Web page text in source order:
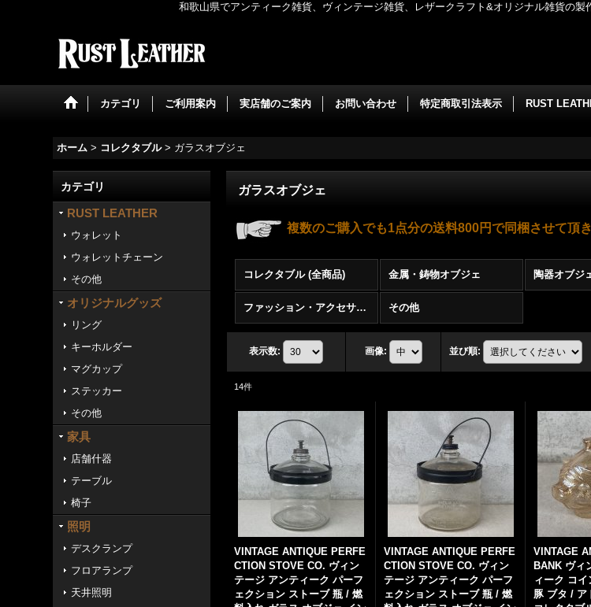
和歌山県でアンティーク雑貨、ヴィンテージ雑貨、レザークラフト&オリジナル雑貨の製
カテゴリ ご利用案内 実店舗のご案内 お問い合わせ 特定商取引法表示 RUST
ホーム > コレクタブル > ガラスオブジェ
カテゴリ
RUST LEATHER
ウォレット
ウォレットチェーン
その他
オリジナルグッズ
リング
キーホルダー
マグカップ
ステッカー
その他
家具
店舗什器
テーブル
椅子
照明
デスクランプ
フロアランプ
天井照明
ガラスオブジェ
複数のご購入でも1点分の送料800円で同梱させて頂
コレクタブル (全商品) 金属・鋳物オブジェ 陶器オブジ
ファッション・アクセサリー その他
表示数: 画像: 並び順:
14件
VINTAGE ANTIQUE PERFE
CTION STOVE CO. ヴィン
テージ アンティーク パーフ
ェクション ストーブ 瓶 / 燃
VINTAGE ANTIQUE PERFE
CTION STOVE CO. ヴィン
テージ アンティーク パーフ
ェクション ストーブ 瓶 / 燃
VINTAGE
BANK ヴィ
ィーク コ
豚 ブタ / ア